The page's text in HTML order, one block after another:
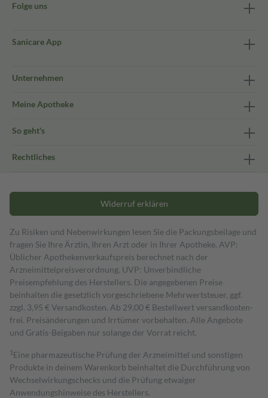
Folge uns
Sanicare App
Unternehmen
Meine Apotheke
So geht's
Rechtliches
Widerruf erklären
Zu Risiken und Nebenwirkungen lesen Sie die Packungsbeilage und
fragen Sie Ihre Ärztin, Ihren Arzt oder in Ihrer Apotheke. AVP:
Üblicher Apothekenverkaufspreis berechnet nach der
Arzneimittelpreisverordnung. UVP: Unverbindliche
Preisempfehlung des Herstellers. Die angegebenen Preise
beinhalten die gesetzlich vorgeschriebene Mehrwertsteuer, ggf.
zzgl. 3,95 € Versandkosten. Ab 29,00 € Bestell­wert versand­kosten­
frei. Preisänderungen und Irrtümer vorbehalten. Alle Angebote
und Gratis-Beigaben nur solange der Vorrat reicht.
1 Eine pharmazeutische Prüfung der Arzneimittel und sonstigen
Produkte in deinem Warenkorb beinhaltet die Durchführung von
Wechselwirkungschecks und die Prüfung etwaiger
Anwendungshinweise des Herstellers.